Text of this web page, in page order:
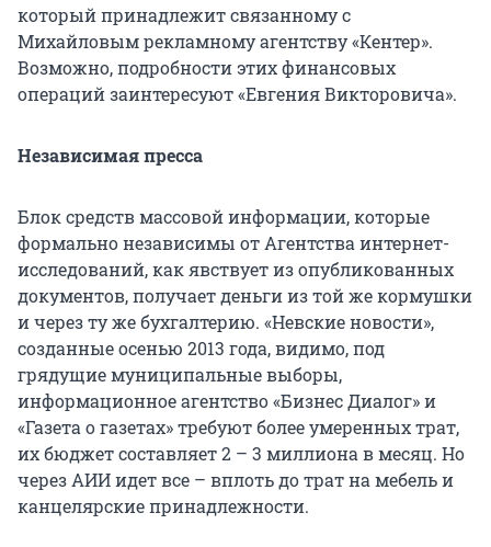
который принадлежит связанному с
Михайловым рекламному агентству «Кентер».
Возможно, подробности этих финансовых
операций заинтересуют «Евгения Викторовича».
Независимая пресса
Блок средств массовой информации, которые
формально независимы от Агентства интернет-
исследований, как явствует из опубликованных
документов, получает деньги из той же кормушки
и через ту же бухгалтерию. «Невские новости»,
созданные осенью 2013 года, видимо, под
грядущие муниципальные выборы,
информационное агентство «Бизнес Диалог» и
«Газета о газетах» требуют более умеренных трат,
их бюджет составляет 2 – 3 миллиона в месяц. Но
через АИИ идет все – вплоть до трат на мебель и
канцелярские принадлежности.